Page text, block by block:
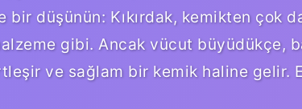
bir düşünün: Kıkırdak, kemikten çok
gibi. Ancak vücut büyüdükçe,
ve sağlam bir kemik haline gelir.